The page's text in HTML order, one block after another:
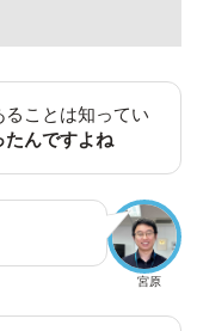
ことは知ってい
たんですよね
宮原